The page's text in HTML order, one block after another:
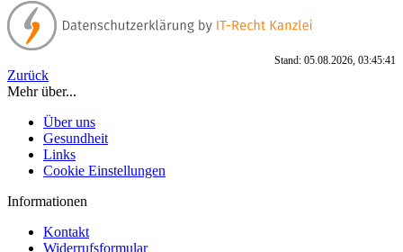
Stand: 05.08.2026, 03:45:41
Zurück
Mehr über...
Über uns
Gesundheit
Links
Cookie Einstellungen
Informationen
Kontakt
Widerrufsformular